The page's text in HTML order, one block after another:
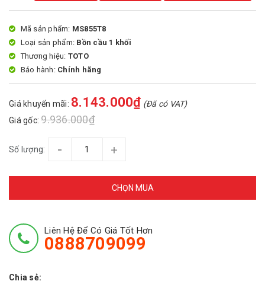
Mã sản phẩm: MS855T8
Loại sản phẩm: Bồn cầu 1 khối
Thương hiệu: TOTO
Bảo hành: Chính hãng
Giá khuyến mãi: 8.143.000₫ (Đã có VAT)
Giá gốc:9.936.000₫
Số lượng: - +
CHỌN MUA
Liên Hệ Để Có Giá Tốt Hơn
0888709099
Chia sẻ: